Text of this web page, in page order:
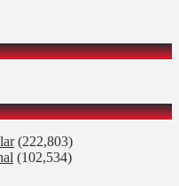
(222,803)
(102,534)